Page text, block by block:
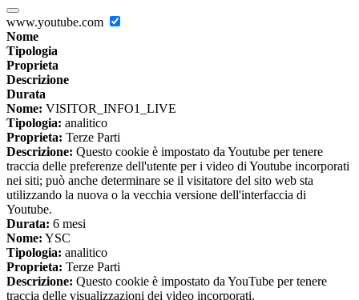
www.youtube.com
Nome
Tipologia
Proprieta
Descrizione
Durata
Nome: VISITOR_INFO1_LIVE
Tipologia: analitico
Proprieta: Terze Parti
Descrizione: Questo cookie è impostato da Youtube per tenere
traccia delle preferenze dell'utente per i video di Youtube incorporati
nei siti; può anche determinare se il visitatore del sito web sta
utilizzando la nuova o la vecchia versione dell'interfaccia di
Youtube.
Durata: 6 mesi
Nome: YSC
Tipologia: analitico
Proprieta: Terze Parti
Descrizione: Questo cookie è impostato da YouTube per tenere
traccia delle visualizzazioni dei video incorporati.